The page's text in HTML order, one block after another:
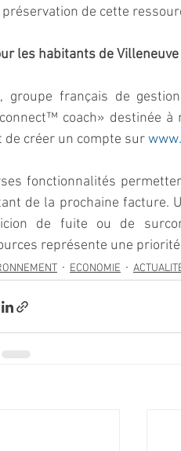
préservation de cette
les habitants de
groupe français de
coach» destinée
de créer un compte sur
fonctionnalités
de la prochaine facture.
de fuite ou de
représente une
ECONOMIE